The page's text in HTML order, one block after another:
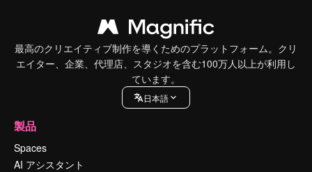
最高のクリエイティブ制作を導くためのプラットフォーム。クリ
エイター、企業、代理店、スタジオを含む100万人以上が利用し
ています。
日本語
製品
Spaces
AI アシスタント